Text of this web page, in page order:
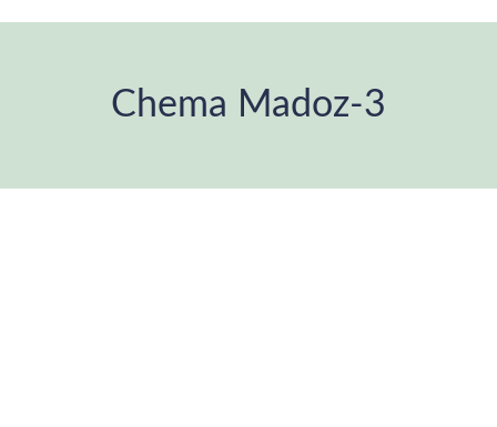
Chema Madoz-3